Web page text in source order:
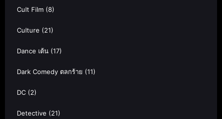
Cult Film (8)
Culture (21)
Dance เต้น (17)
Dark Comedy ตลกร้าย (11)
DC (2)
Detective (21)